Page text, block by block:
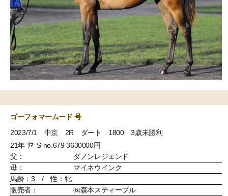
ゴーフォマームード 号
2023/7/1 中京 2R ダート 1800 3歳未勝利
21年 ｻﾏｰS no.679 3630000円
父：
ダノンレジェンド
母：
マイネウインク
馬齢：3 / 性：牝
販売者：
㈱森本スティーブル